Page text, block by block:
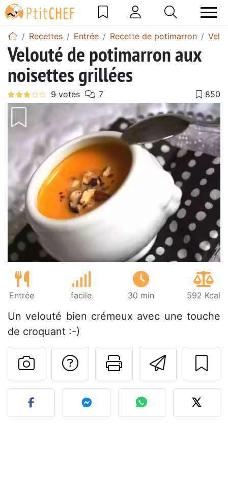
Recettes Entrée Recette de potimarron
Velouté de potimarron aux
noisettes grillées
Entrée facile 30 min 592 Kcal
Un velouté bien crémeux avec une touche
de croquant :-)
Imprimer
Poser une
Publier votre photo de